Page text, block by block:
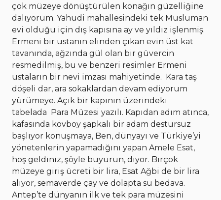
çok müzeye dönüştürülen konağın güzelliğine
dalıyorum. Yahudi mahallesindeki tek Müslüman
evi olduğu için dış kapısına ay ve yıldız işlenmiş.
Ermeni bir ustanın elinden çıkan evin üst kat
tavanında, ağzında gül olan bir güvercin
resmedilmiş, bu ve benzeri resimler Ermeni
ustaların bir nevi imzası mahiyetinde.
Kara taş
döşeli dar, ara sokaklardan devam ediyorum
yürümeye. Açık bir kapının üzerindeki
tabelada Para Müzesi yazılı. Kapıdan adım atınca,
kafasında kovboy şapkalı bir adam destursuz
başlıyor konuşmaya, Ben, dünyayı ve Türkiye’yi
yönetenlerin yapamadığını yapan Amele Esat,
hoş geldiniz, şöyle buyurun, diyor. Birçok
müzeye giriş ücreti bir lira, Esat Ağbi de bir lira
alıyor, semaverde çay ve dolapta su bedava.
Antep’te dünyanın ilk ve tek para müzesini